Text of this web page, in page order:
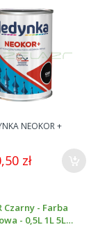
szerokiego
NEOKOR +
zł
Czarny - Farba
- 0,5L 1L 5L